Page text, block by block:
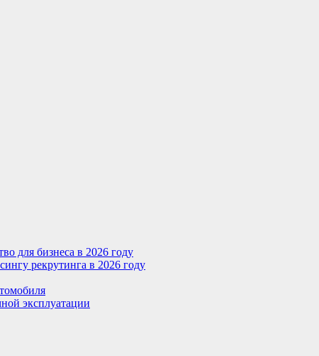
для бизнеса в 2026 году
рекрутинга в 2026 году
эксплуатации